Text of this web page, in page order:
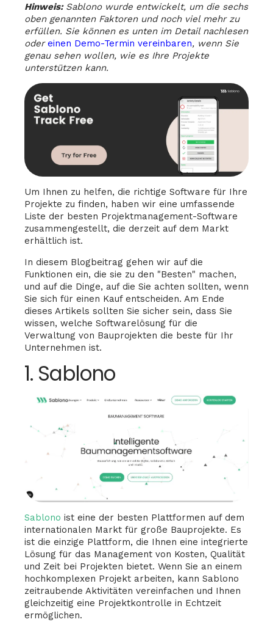
Hinweis: Sablono wurde entwickelt, um die sechs
oben genannten Faktoren und noch viel mehr zu
erfüllen. Sie können es unten im Detail nachlesen
odereinen Demo-Termin vereinbaren, wenn Sie
genau sehen wollen, wie es Ihre Projekte
unterstützen kann.
Um Ihnen zu helfen, die richtige Software für Ihre
Projekte zu finden, haben wir eine umfassende
Liste der besten Projektmanagement-Software
zusammengestellt, die derzeit auf dem Markt
erhältlich ist.
In diesem Blogbeitrag gehen wir auf die
Funktionen ein, die sie zu den "Besten" machen,
und auf die Dinge, auf die Sie achten sollten, wenn
Sie sich für einen Kauf entscheiden. Am Ende
dieses Artikels sollten Sie sicher sein, dass Sie
wissen, welche Softwarelösung für die
Verwaltung von Bauprojekten die beste für Ihr
Unternehmen ist.
1. Sablono
Sablono ist eine der besten Plattformen auf dem
internationalen Markt für große Bauprojekte. Es
ist die einzige Plattform, die Ihnen eine integrierte
Lösung für das Management von Kosten, Qualität
und Zeit bei Projekten bietet. Wenn Sie an einem
hochkomplexen Projekt arbeiten, kann Sablono
zeitraubende Aktivitäten vereinfachen und Ihnen
gleichzeitig eine Projektkontrolle in Echtzeit
ermöglichen.